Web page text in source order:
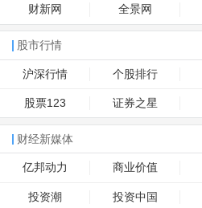
财新网 全景网
股市行情
沪深行情 个股排行
股票123 证券之星
财经新媒体
亿邦动力 商业价值
投资潮 投资中国